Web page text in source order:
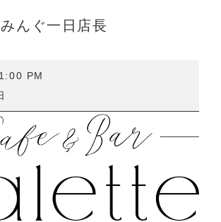
んぐ一日店長
PM